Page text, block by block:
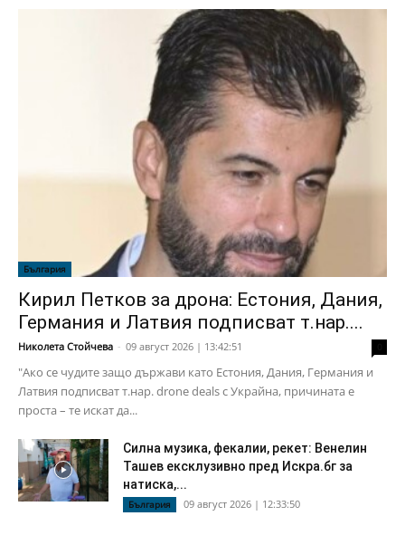
България
Кирил Петков за дрона: Естония, Дания,
Германия и Латвия подписват т.нар....
Николета Стойчева - 09 август 2026 | 13:42:51
"Ако се чудите защо държави като Естония, Дания, Германия и
Латвия подписват т.нар. drone deals с Украйна, причината е
проста – те искат да...
Силна музика, фекалии, рекет: Венелин
Ташев ексклузивно пред Искра.бг за
натиска,...
България 09 август 2026 | 12:33:50